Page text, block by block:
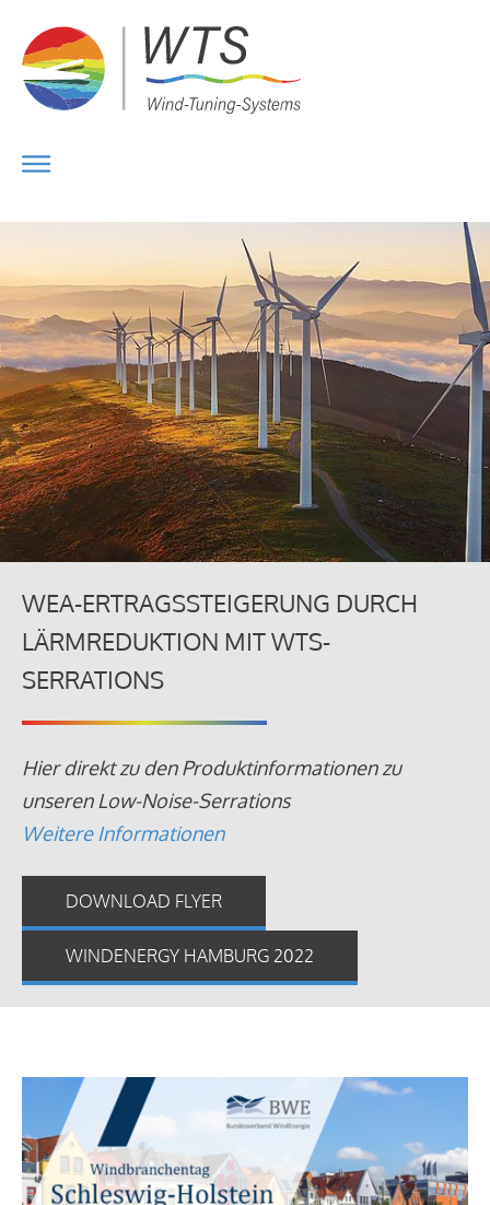
WEA-ERTRAGSSTEIGERUNG DURCH
LÄRMREDUKTION MIT WTS-
SERRATIONS
Hier direkt zu den Produktinformationen zu
unseren Low-Noise-Serrations
Weitere Informationen
DOWNLOAD FLYER
WINDENERGY HAMBURG 2022